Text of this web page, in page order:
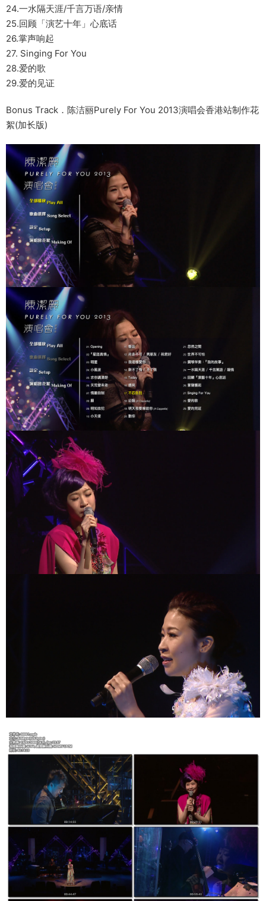
24.一水隔天涯/千言万语/亲情
25.回顾「演艺十年」心底话
26.掌声响起
27. Singing For You
28.爱的歌
29.爱的见证
Bonus Track．陈洁丽Purely For You 2013演唱会香港站制作花
絮(加长版)